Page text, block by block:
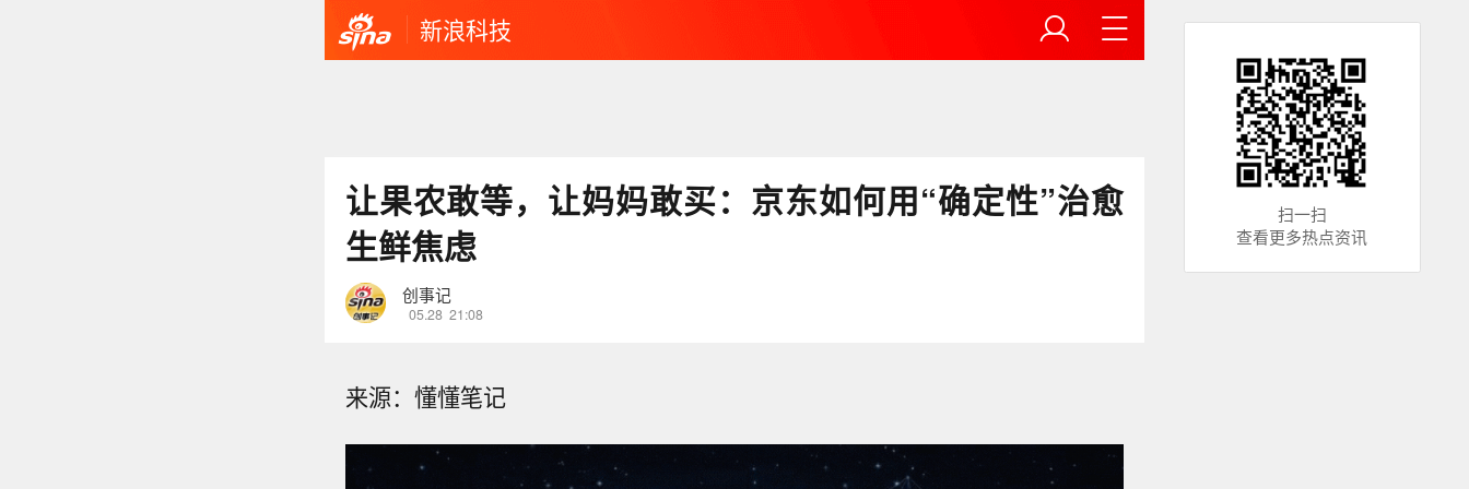
新浪科技
让果农敢等，让妈妈敢买：京东如何用“确定性”治愈
生鲜焦虑
创事记
05.28 21:08
来源：懂懂笔记
扫一扫
查看更多热点资讯